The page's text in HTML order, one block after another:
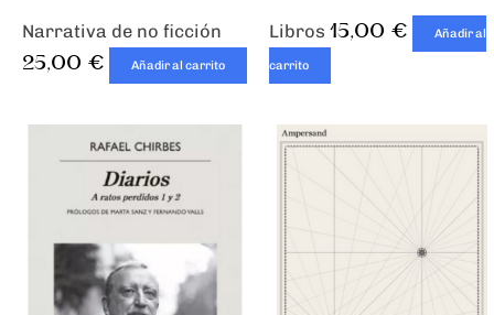
Narrativa de no ficción
25,00 € Añadir al carrito
Libros 15,00 € Añadir al
carrito